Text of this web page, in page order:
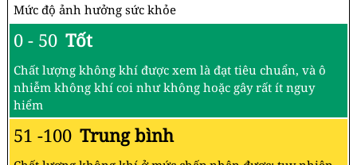
Mức độ ảnh hưởng sức khỏe
0 - 50 Tốt
Chất lượng không khí được xem là đạt tiêu chuẩn, và ô
nhiễm không khí coi như không hoặc gây rất ít nguy
hiểm
51 -100 Trung bình